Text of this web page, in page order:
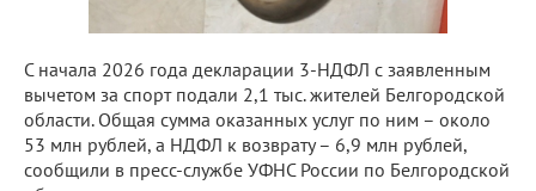
С начала 2026 года декларации 3-НДФЛ с заявленным
вычетом за спорт подали 2,1 тыс. жителей Белгородской
области. Общая сумма оказанных услуг по ним – около
53 млн рублей, а НДФЛ к возврату – 6,9 млн рублей,
сообщили в пресс-службе УФНС России по Белгородской